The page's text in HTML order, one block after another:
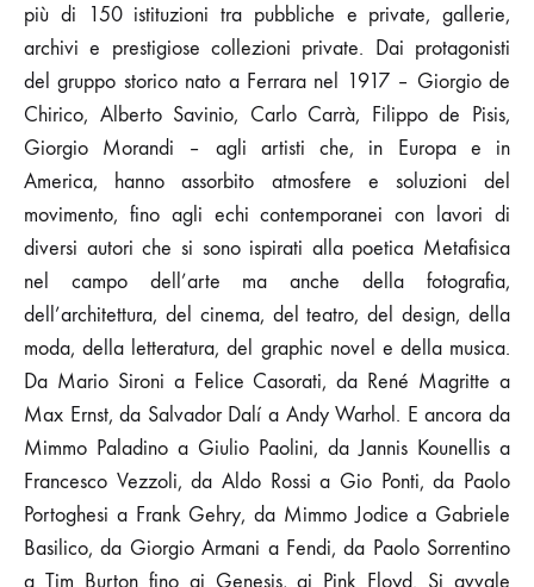
più di 150 istituzioni tra pubbliche e private, gallerie,
archivi e prestigiose collezioni private. Dai protagonisti
del gruppo storico nato a Ferrara nel 1917 – Giorgio de
Chirico, Alberto Savinio, Carlo Carrà, Filippo de Pisis,
Giorgio Morandi – agli artisti che, in Europa e in
America, hanno assorbito atmosfere e soluzioni del
movimento, fino agli echi contemporanei con lavori di
diversi autori che si sono ispirati alla poetica Metafisica
nel campo dell’arte ma anche della fotografia,
dell’architettura, del cinema, del teatro, del design, della
moda, della letteratura, del graphic novel e della musica.
Da Mario Sironi a Felice Casorati, da René Magritte a
Max Ernst, da Salvador Dalí a Andy Warhol. E ancora da
Mimmo Paladino a Giulio Paolini, da Jannis Kounellis a
Francesco Vezzoli, da Aldo Rossi a Gio Ponti, da Paolo
Portoghesi a Frank Gehry, da Mimmo Jodice a Gabriele
Basilico, da Giorgio Armani a Fendi, da Paolo Sorrentino
a Tim Burton fino ai Genesis, ai Pink Floyd. Si avvale